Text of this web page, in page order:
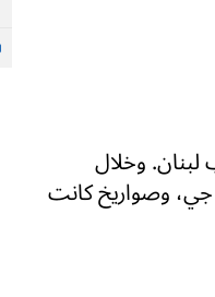
في جنوب لبنان. وخلال
وصواريخ كانت